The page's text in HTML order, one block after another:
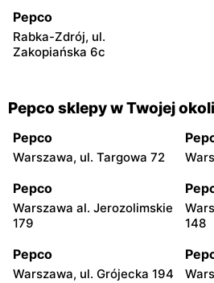
Pepco
Rabka-Zdrój, ul.
Zakopiańska 6c
Pepco sklepy w Twojej
Pepco
Warszawa, ul. Targowa 72
Pepco
Warszawa al. Jerozolimskie
179
148
Pepco
Warszawa, ul. Grójecka 194